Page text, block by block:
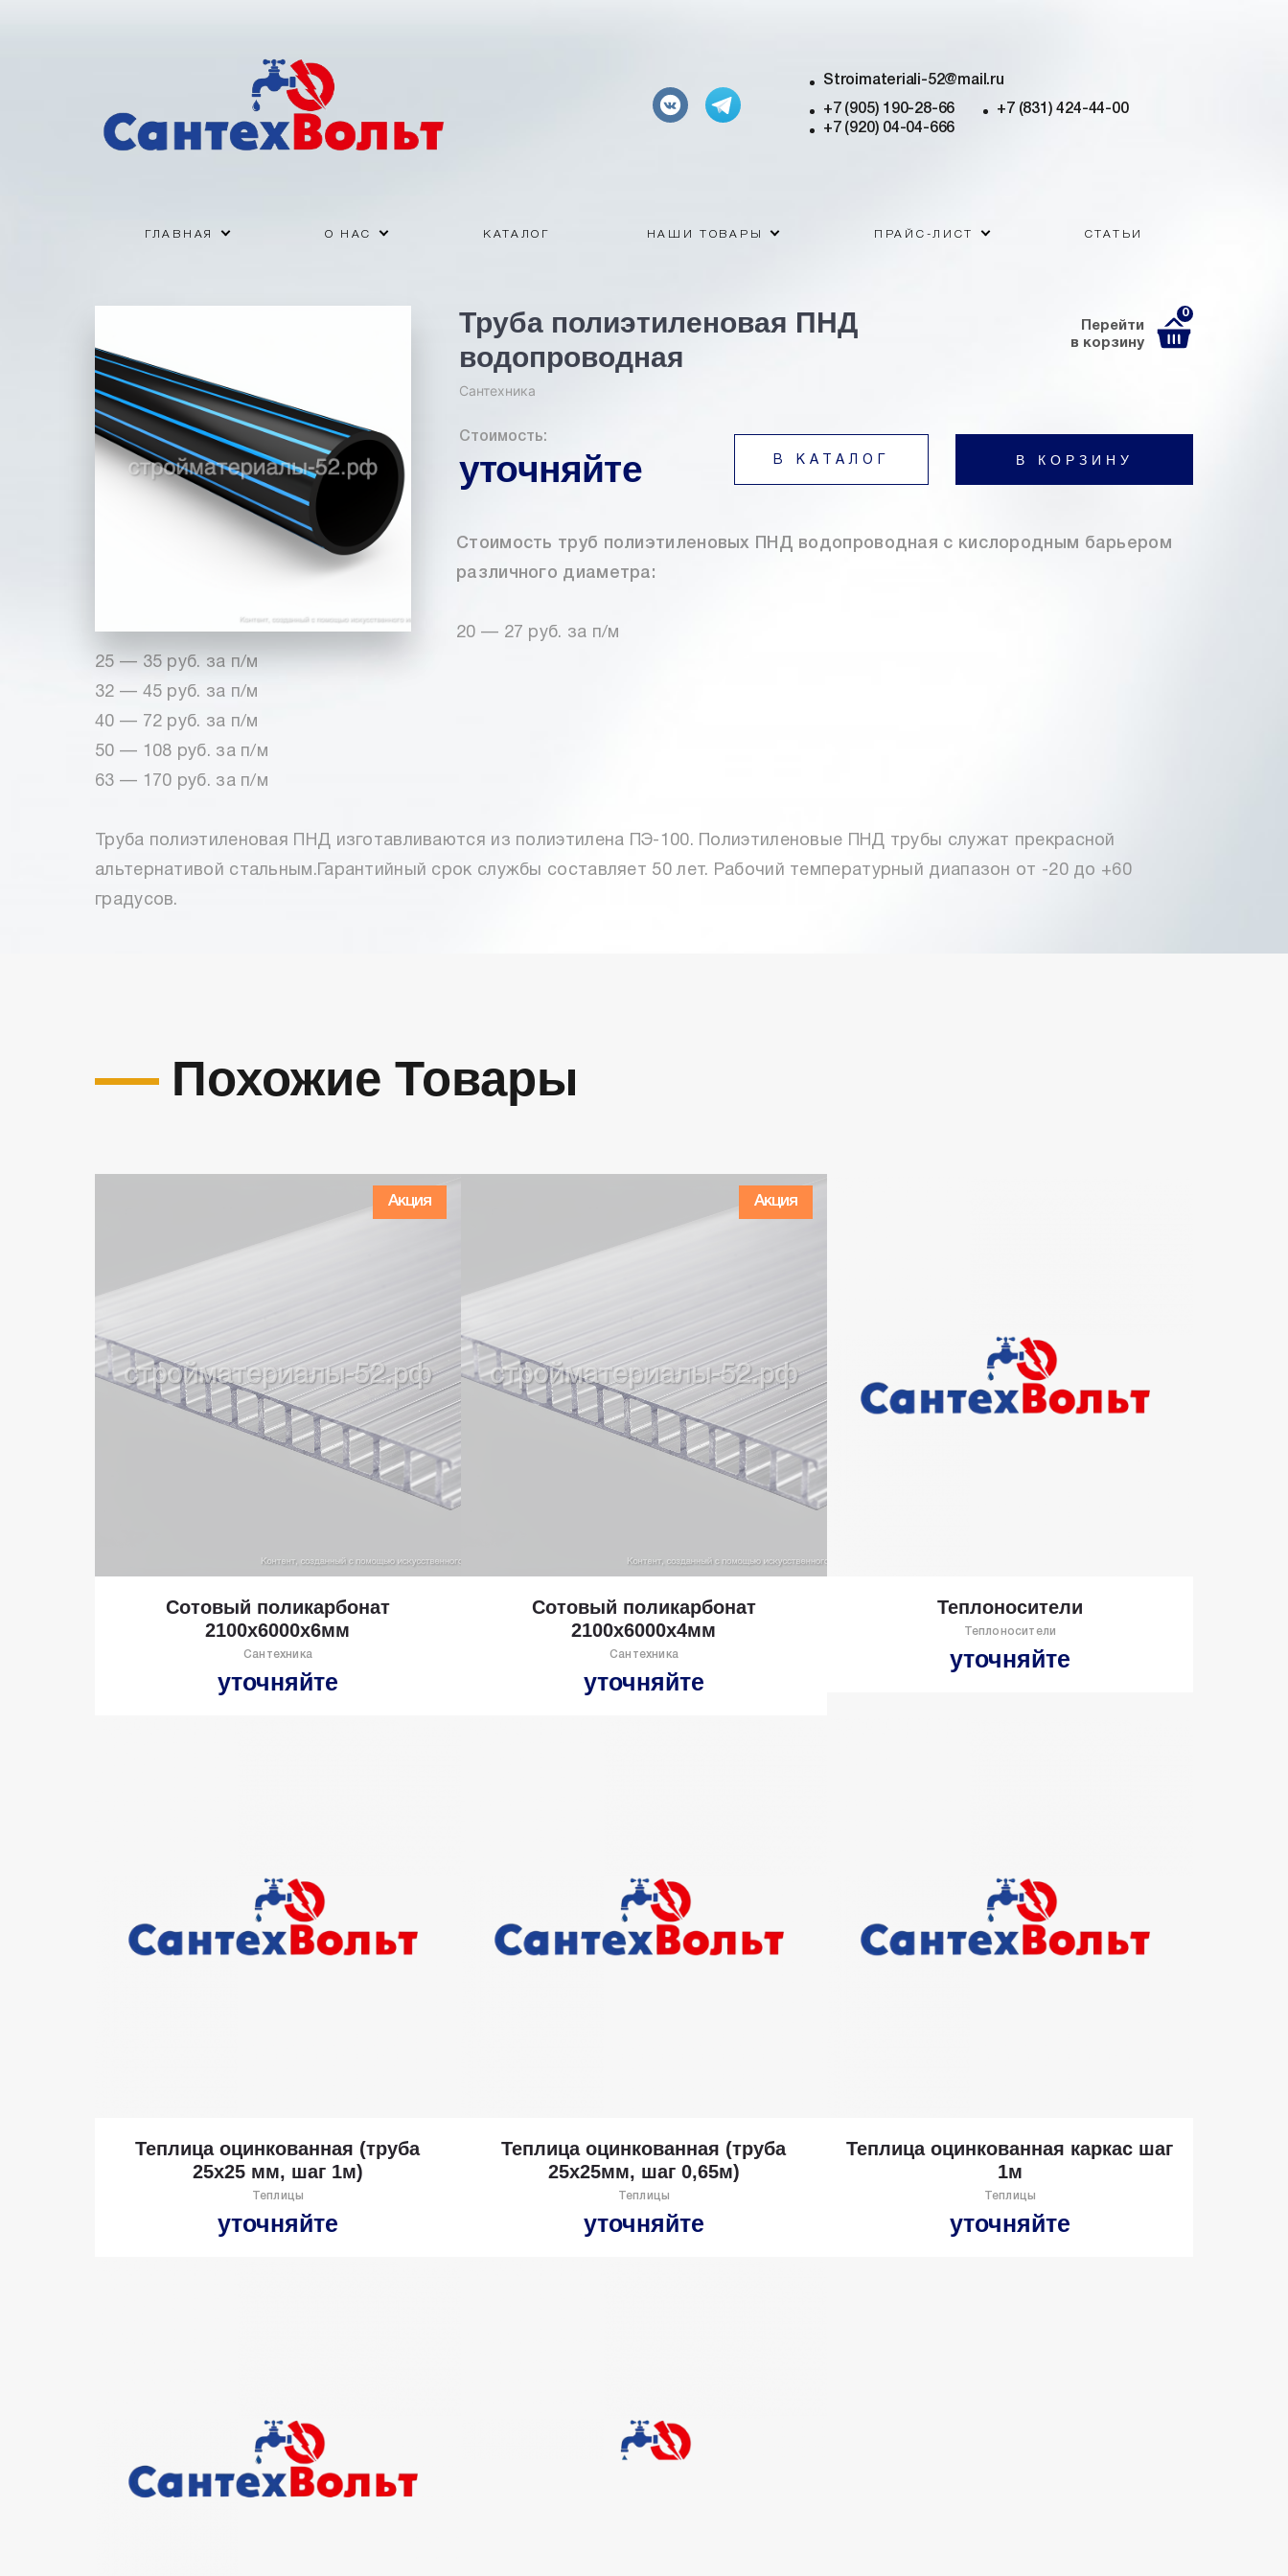
Stroimateriali-52@mail.ru
+7 (905) 190-28-66
+7 (831) 424-44-00
+7 (920) 04-04-666
ГЛАВНАЯ О НАС КАТАЛОГ НАШИ ТОВАРЫ ПРАЙС-ЛИСТ СТАТЬИ
Труба полиэтиленовая ПНД
водопроводная
Сантехника
Перейти
в корзину
0
Стоимость:
уточняйте В КАТАЛОГ В КОРЗИНУ
Стоимость труб полиэтиленовых ПНД водопроводная с кислородным барьером
различного диаметра:
20 — 27 руб. за п/м
25 — 35 руб. за п/м
32 — 45 руб. за п/м
40 — 72 руб. за п/м
50 — 108 руб. за п/м
63 — 170 руб. за п/м
Труба полиэтиленовая ПНД изготавливаются из полиэтилена ПЭ-100. Полиэтиленовые ПНД трубы служат прекрасной
альтернативой стальным.Гарантийный срок службы составляет 50 лет. Рабочий температурный диапазон от -20 до +60
градусов.
Похожие Товары
Акция
Сотовый поликарбонат
2100х6000х6мм
Сантехника
уточняйте
Акция
Сотовый поликарбонат
2100х6000х4мм
Сантехника
уточняйте
Теплоносители
Теплоносители
уточняйте
Теплица оцинкованная (труба
25х25 мм, шаг 1м)
Теплицы
уточняйте
Теплица оцинкованная (труба
25х25мм, шаг 0,65м)
Теплицы
уточняйте
Теплица оцинкованная каркас шаг
1м
Теплицы
уточняйте